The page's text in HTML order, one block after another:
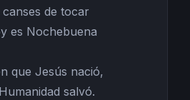
de tocar
es Nochebuena
que Jesús nació,
salvó.